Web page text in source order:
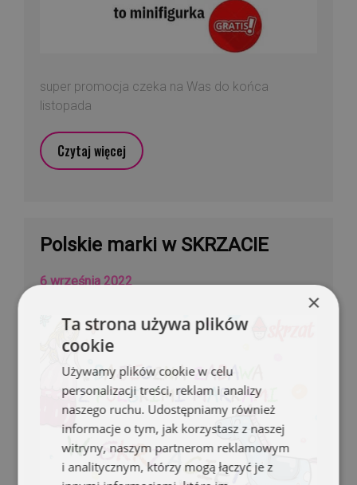
super promocja czeka na Was do końca
listopada
Czytaj więcej
Polskie marki w SKRZACIE
6 września 2022
×
Ta strona używa plików
cookie
Używamy plików cookie w celu
personalizacji treści, reklam i analizy
naszego ruchu. Udostępniamy również
informacje o tym, jak korzystasz z naszej
witryny, naszym partnerom reklamowym
i analitycznym, którzy mogą łączyć je z